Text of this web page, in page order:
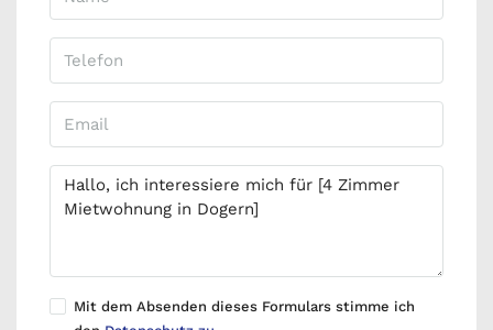
Mit dem Absenden dieses Formulars stimme ich